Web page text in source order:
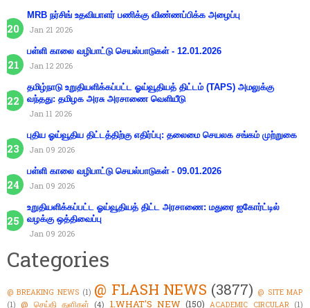
MRB நர்சிங் உதவியாளர் பணிக்கு விண்ணப்பிக்க அழைப்பு
Jan 21 2026
பள்ளி காலை வழிபாட்டு செயல்பாடுகள் - 12.01.2026
Jan 12 2026
தமிழ்நாடு உறுதியளிக்கப்பட்ட ஓய்வூதியத் திட்டம் (TAPS) அமலுக்கு
வந்தது: தமிழக அரசு அரசாணை வெளியீடு
Jan 11 2026
புதிய ஓய்வூதிய திட்டத்திற்கு எதிர்ப்பு: தலைமை செயலக சங்கம் முற்றுகை
Jan 09 2026
பள்ளி காலை வழிபாட்டு செயல்பாடுகள் - 09.01.2026
Jan 09 2026
உறுதியளிக்கப்பட்ட ஓய்வூதியத் திட்ட அரசாணை: மதுரை ஐகோர்ட்டில்
வழக்கு ஒத்திவைப்பு
Jan 09 2026
Categories
@ BREAKING NEWS (1) @ FLASH NEWS (3877) @ SITE MAP
(1) @ செய்தி துளிகள் (4) 1.WHAT'S NEW (150) ACADEMIC CIRCULAR (1)